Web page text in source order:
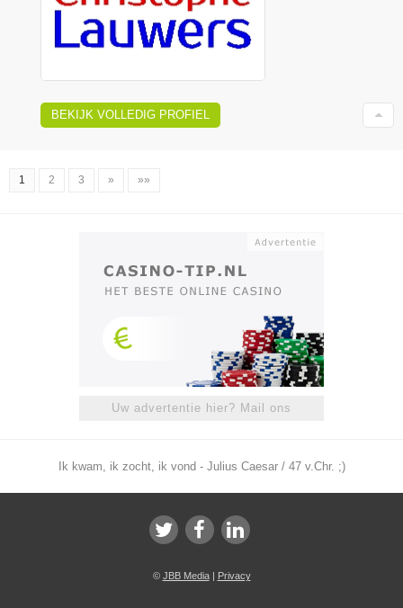
BEKIJK VOLLEDIG PROFIEL
1 2 3 » »»
Uw advertentie hier? Mail ons
Ik kwam, ik zocht, ik vond - Julius Caesar / 47 v.Chr. ;)
© JBB Media| Privacy